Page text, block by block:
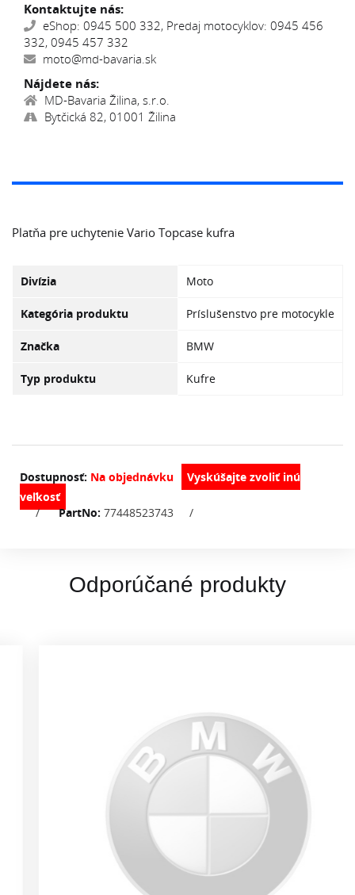
Kontaktujte nás:
eShop: 0945 500 332, Predaj motocyklov: 0945 456
332, 0945 457 332
moto@md-bavaria.sk
Nájdete nás:
MD-Bavaria Žilina, s.r.o.
Bytčická 82, 01001 Žilina
Platňa pre uchytenie Vario Topcase kufra
Divízia Moto
Kategória produktu Príslušenstvo pre motocykle
Značka BMW
Typ produktu Kufre
Dostupnosť: Na objednávku
/ PartNo: 77448523743 /
Odporúčané produkty